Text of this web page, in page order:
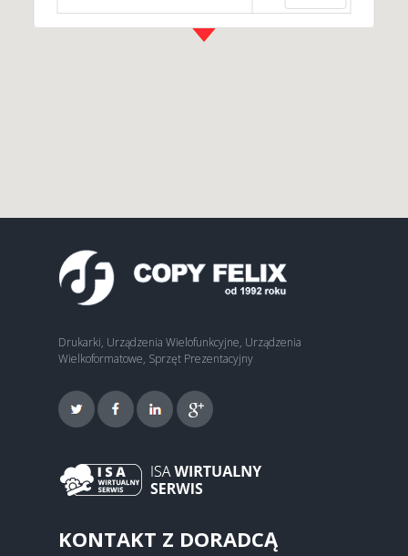
Drukarki, Urządzenia Wielofunkcyjne, Urządzenia
Wielkoformatowe, Sprzęt Prezentacyjny
KONTAKT Z DORADCĄ